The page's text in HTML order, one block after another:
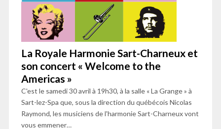
La Royale Harmonie Sart-Charneux et
son concert « Welcome to the
Americas »
C'est le samedi 30 avril à 19h30, à la salle « La Grange » à
Sart-lez-Spa que, sous la direction du québécois Nicolas
Raymond, les musiciens de l'harmonie Sart-Charneux vont
vous emmener…